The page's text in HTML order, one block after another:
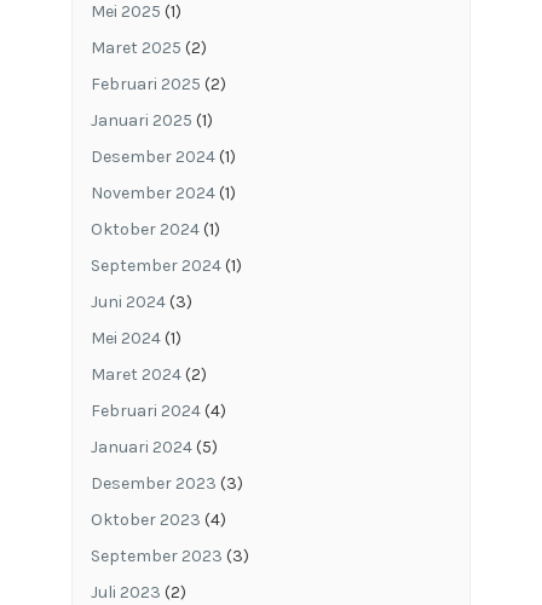
Mei 2025 (1)
Maret 2025 (2)
Februari 2025 (2)
Januari 2025 (1)
Desember 2024(1)
November 2024(1)
Oktober 2024(1)
September 2024(1)
Juni 2024(3)
Mei 2024(1)
Maret 2024(2)
Februari 2024(4)
Januari 2024(5)
Desember 2023 (3)
Oktober 2023 (4)
September 2023 (3)
Juli 2023 (2)